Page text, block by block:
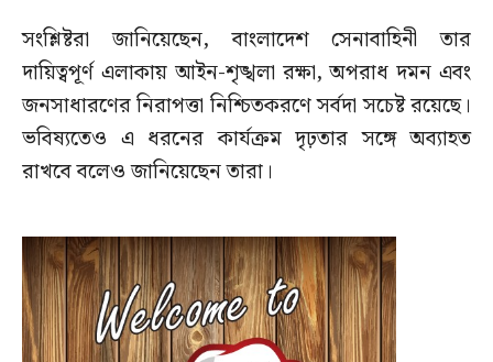
সংশ্লিষ্টরা জানিয়েছেন, বাংলাদেশ সেনাবাহিনী তার
দায়িত্বপূর্ণ এলাকায় আইন-শৃঙ্খলা রক্ষা, অপরাধ দমন এবং
জনসাধারণের নিরাপত্তা নিশ্চিতকরণে সর্বদা সচেষ্ট রয়েছে।
ভবিষ্যতেও এ ধরনের কার্যক্রম দৃঢ়তার সঙ্গে অব্যাহত
রাখবে বলেও জানিয়েছেন তারা।